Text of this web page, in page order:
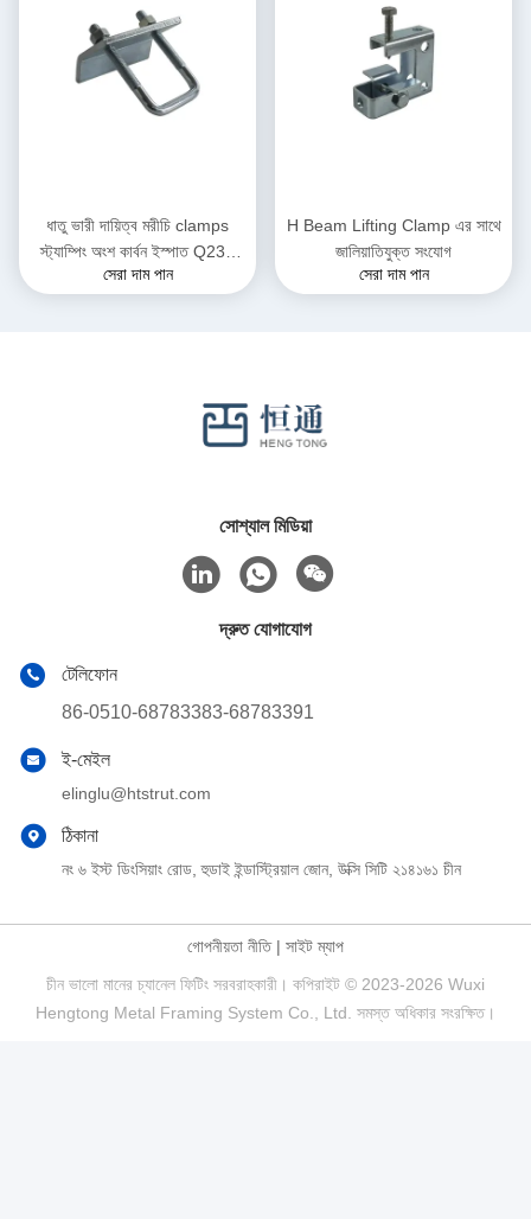
ধাতু ভারী দায়িত্ব মরীচি clamps
স্ট্যাম্পিং অংশ কার্বন ইস্পাত Q235
উত্তোলন
সেরা দাম পান
H Beam Lifting Clamp এর সাথে
জালিয়াতিযুক্ত সংযোগ
সেরা দাম পান
সোশ্যাল মিডিয়া
দ্রুত যোগাযোগ
টেলিফোন
86-0510-68783383-68783391
ই-মেইল
elinglu@htstrut.com
ঠিকানা
নং ৬ ইস্ট ডিংসিয়াং রোড, হুডাই ইন্ডাস্ট্রিয়াল জোন, উক্সি সিটি ২১৪১৬১ চীন
গোপনীয়তা নীতি| সাইট ম্যাপ
চীন ভালো মানের চ্যানেল ফিটিং সরবরাহকারী। কপিরাইট © 2023-2026 Wuxi
Hengtong Metal Framing System Co., Ltd. সমস্ত অধিকার সংরক্ষিত।